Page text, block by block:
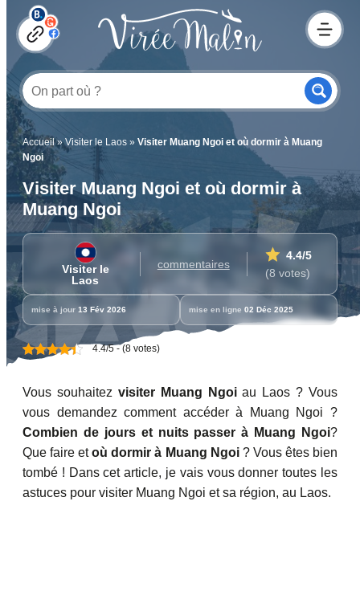
Accueil»Visiter le Laos » Visiter Muang Ngoi et où dormir à Muang
Ngoi
Visiter Muang Ngoi et où dormir à
Muang Ngoi
Visiter le
Laos
commentaires
4.4/5
(8 votes)
mise à jour 13 Fév 2026 mise en ligne 02 Déc 2025
4.4/5 - (8 votes)
Vous souhaitez visiter Muang Ngoiau Laos ? Vous
vous demandez comment accéder à Muang Ngoi ?
Combien de jours et nuits passer à Muang Ngoi?
Que faire etoù dormir à Muang Ngoi? Vous êtes bien
tombé ! Dans cet article, je vais vous donner toutes les
astuces pour visiter Muang Ngoi et sa région, au Laos.